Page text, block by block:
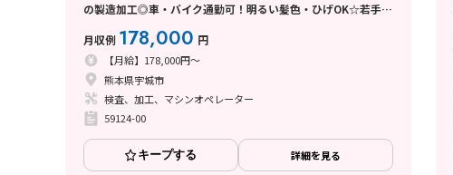
の製造加工◎車・バイク通勤可！明るい髪色・ひげOK☆若手～
月収例 178,000 円
【月給】178,000円～
熊本県宇城市
検査、加工、マシンオペレーター
59124-00
キープする 詳細を見る